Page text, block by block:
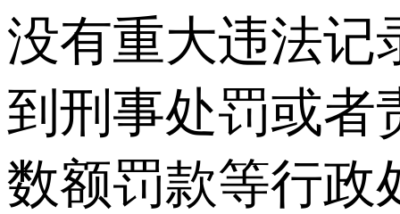
没有重大违法记
到刑事处罚或者
数额罚款等行政